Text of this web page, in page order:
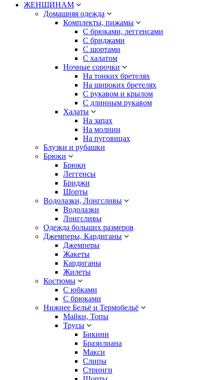
ЖЕНЩИНАМ
Домашняя одежда
Комплекты, пижамы
С брюками, леггенсами
С бриджами
С шортами
С халатом
Ночные сорочки
На тонких бретелях
На широких бретелях
С рукавом и крылом
С длинным рукавом
Халаты
На запах
На молнии
На пуговицах
Блузки и рубашки
Брюки
Брюки
Леггенсы
Бриджи
Шорты
Водолазки, Лонгсливы
Водолазки
Лонгсливы
Одежда больших размеров
Джемперы, Кардиганы
Джемперы
Жакеты
Кардиганы
Жилеты
Костюмы
С юбками
С брюками
Нижнее Бельё и Термобельё
Майки, Топы
Трусы
Бикини
Бразилиана
Макси
Слипы
Стринги